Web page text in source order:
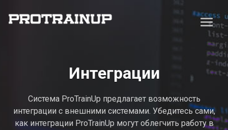
Интеграции
Система ProTrainUp предлагает возможность
интеграции с внешними системами. Убедитесь сами,
как интеграции ProTrainUp могут облегчить работу в